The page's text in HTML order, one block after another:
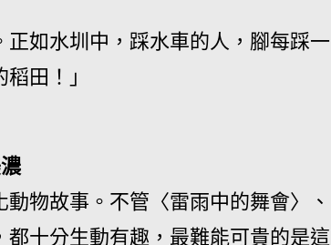
如水圳中，踩水車的人，腳每踩一
田！」
物故事。不管〈雷雨中的舞會〉、
都十分生動有趣，最難能可貴的是這